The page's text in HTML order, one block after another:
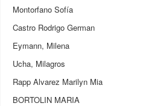
Montorfano Sofía
Castro Rodrigo German
Eymann, Milena
Ucha, Milagros
Rapp Alvarez Marilyn Mia
BORTOLIN MARIA